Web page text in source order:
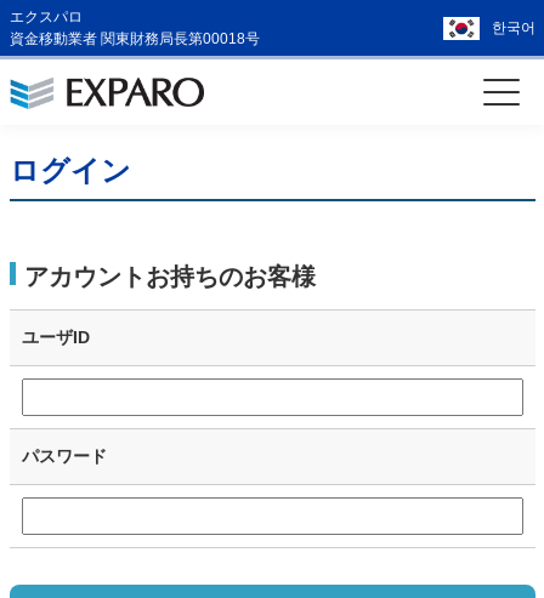
エクスパロ
資金移動業者 関東財務局長第00018号
한국어
ログイン
アカウントお持ちのお客様
ユーザID
パスワード